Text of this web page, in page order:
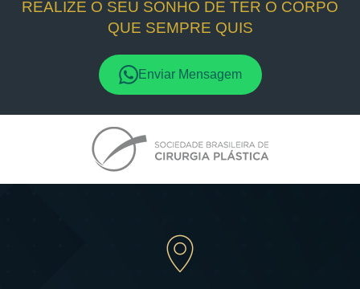
REALIZE O SEU SONHO DE TER O CORPO
QUE SEMPRE QUIS
Enviar Mensagem